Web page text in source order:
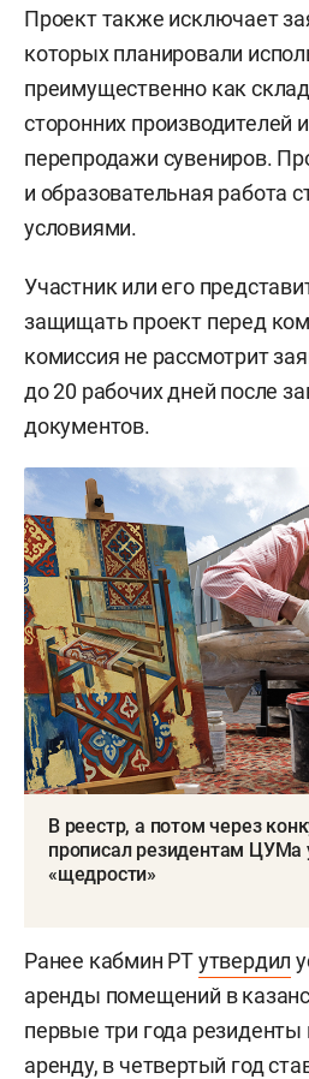
Проект также исключает
которых планировали
преимущественно как
сторонних производителей
перепродажи сувениров.
и образовательная работа
условиями.
Участник или его
защищать проект перед
комиссия не рассмотрит
до 20 рабочих дней после
документов.
В реестр, а потом через
прописал резидентам ЦУМа
«щедрости»
Ранее кабмин РТутвердил
аренды помещений в
первые три года резиденты
аренду, в четвертый год